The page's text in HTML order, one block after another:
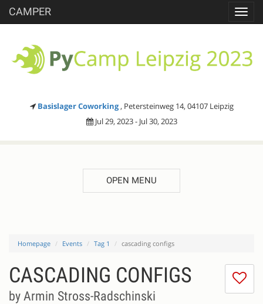
CAMPER
Basislager Coworking , Petersteinweg 14, 04107 Leipzig
Jul 29, 2023 - Jul 30, 2023
OPEN MENU
Homepage Events Tag 1 cascading configs
I
CASCADING CONFIGS
by Armin Stross-Radschinski